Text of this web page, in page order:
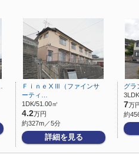
ＦｉｎｅⅩⅢ（ファインサ
ーティ…
1DK/51.00㎡
4.2万円
約327m／5分
詳細を見る
グラ
7万
約